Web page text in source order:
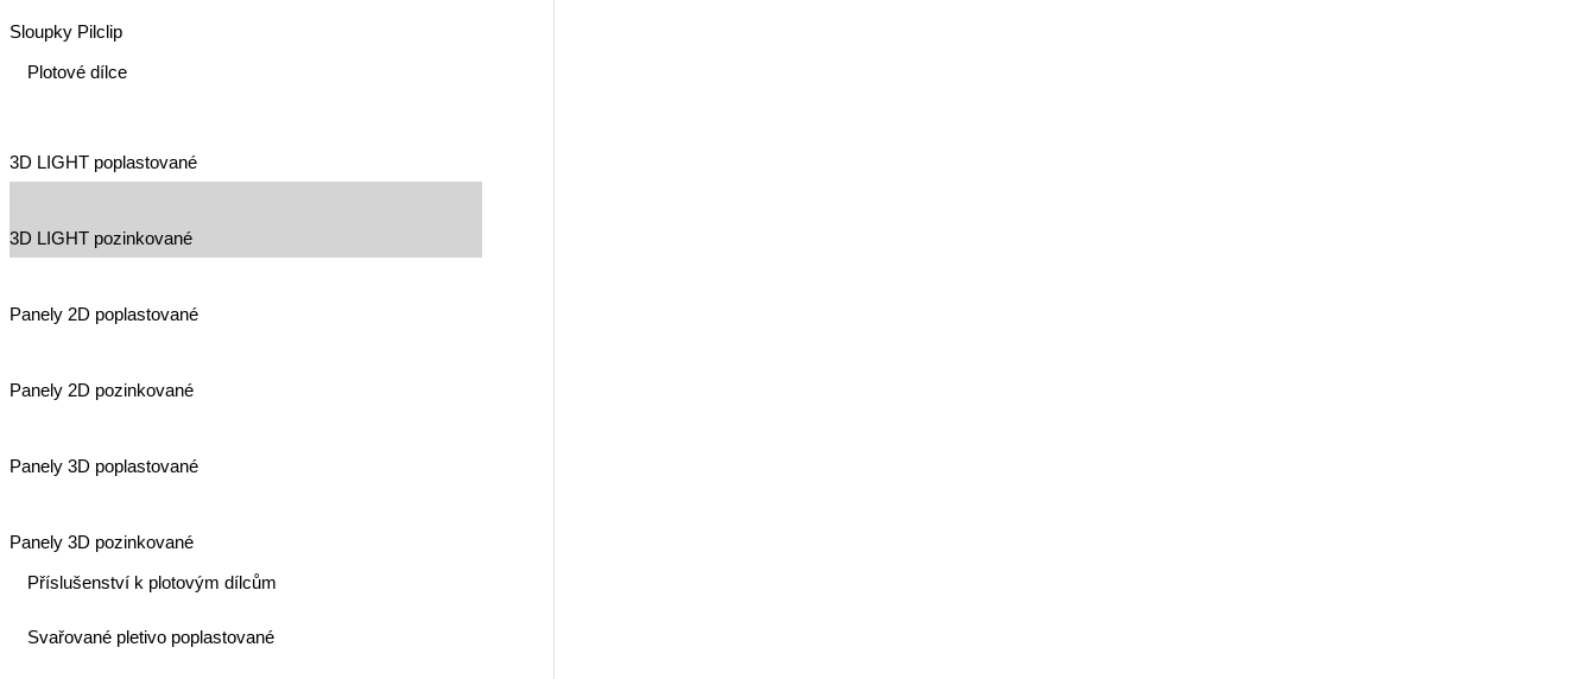
Sloupky Pilclip
Plotové dílce
3D LIGHT poplastované
3D LIGHT pozinkované
Panely 2D poplastované
Panely 2D pozinkované
Panely 3D poplastované
Panely 3D pozinkované
Příslušenství k plotovým dílcům
Svařované pletivo poplastované